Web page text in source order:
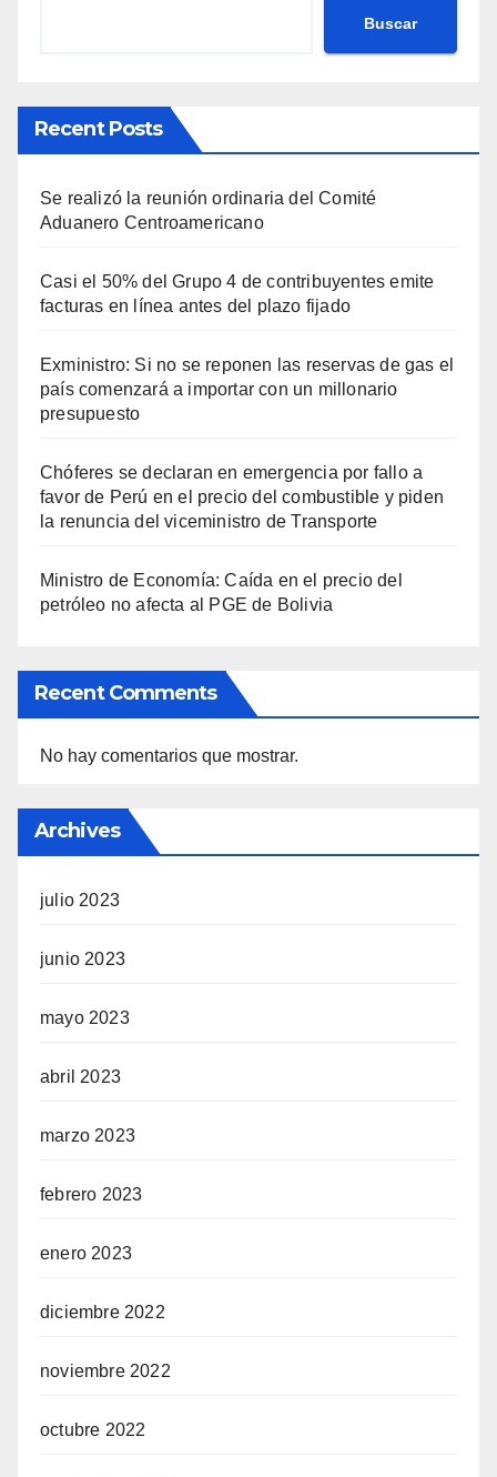
Buscar
Recent Posts
Se realizó la reunión ordinaria del Comité
Aduanero Centroamericano
Casi el 50% del Grupo 4 de contribuyentes emite
facturas en línea antes del plazo fijado
Exministro: Si no se reponen las reservas de gas el
país comenzará a importar con un millonario
presupuesto
Chóferes se declaran en emergencia por fallo a
favor de Perú en el precio del combustible y piden
la renuncia del viceministro de Transporte
Ministro de Economía: Caída en el precio del
petróleo no afecta al PGE de Bolivia
Recent Comments
No hay comentarios que mostrar.
Archives
julio 2023
junio 2023
mayo 2023
abril 2023
marzo 2023
febrero 2023
enero 2023
diciembre 2022
noviembre 2022
octubre 2022